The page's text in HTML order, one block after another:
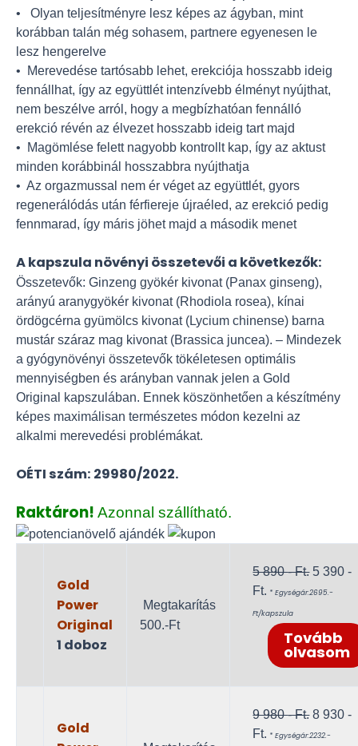
• Olyan teljesítményre lesz képes az ágyban, mint
korábban talán még sohasem, partnere egyenesen le
lesz hengerelve
• Merevedése tartósabb lehet, erekciója hosszabb ideig
fennállhat, így az együttlét intenzívebb élményt nyújthat,
nem beszélve arról, hogy a megbízhatóan fennálló
erekció révén az élvezet hosszabb ideig tart majd
• Magömlése felett nagyobb kontrollt kap, így az aktust
minden korábbinál hosszabbra nyújthatja
• Az orgazmussal nem ér véget az együttlét, gyors
regenerálódás után férfiereje újraéled, az erekció pedig
fennmarad, így máris jöhet majd a második menet
A kapszula növényi összetevői a következők:
Összetevők: Ginzeng gyökér kivonat (Panax ginseng),
arányú aranygyökér kivonat (Rhodiola rosea), kínai
ördögcérna gyümölcs kivonat (Lycium chinense) barna
mustár száraz mag kivonat (Brassica juncea). – Mindezek
a gyógynövényi összetevők tökéletesen optimális
mennyiségben és arányban vannak jelen a Gold
Original kapszulában. Ennek köszönhetően a készítmény
képes maximálisan természetes módon kezelni az
alkalmi merevedési problémákat.
OÉTI szám: 29980/2022.
Raktáron! Azonnal szállítható.
Gold
Power
Original
1 doboz
Megtakarítás
500.-Ft
5 890- Ft. Original
price
5
890 -
Ft..
5 390-
Ft. Current
price
is:
390 -
* Egységár:2695.-
Ft/kapszula
Tovább
olvasom
Gold
9 980- Ft. Original
price
8 930-
Ft. Current
* Egységár:2232.-